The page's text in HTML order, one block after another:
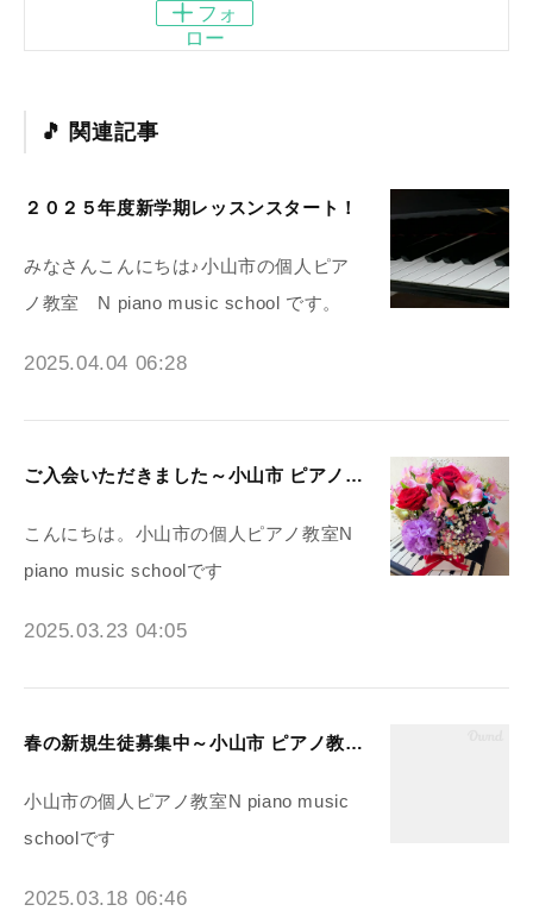
フォ
ロー
関連記事
２０２５年度新学期レッスンスタート！
みなさんこんにちは♪小山市の個人ピア
ノ教室 N piano music school です。
2025.04.04 06:28
ご入会いただきました～小山市 ピアノ教室N piano music school
こんにちは。小山市の個人ピアノ教室N
piano music schoolです
2025.03.23 04:05
春の新規生徒募集中～小山市 ピアノ教室N piano music school
小山市の個人ピアノ教室N piano music
schoolです
2025.03.18 06:46